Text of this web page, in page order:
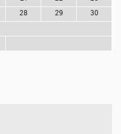
28 29 30